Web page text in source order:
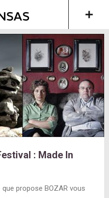
: Made In
propose BOZAR vous